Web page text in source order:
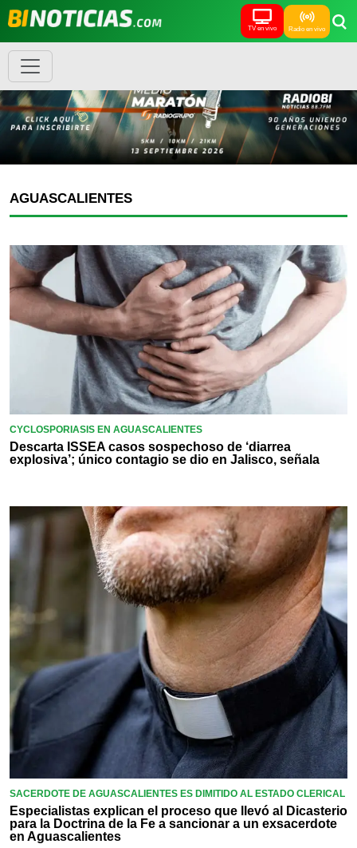
TV en vivo Radio en vivo
AGUASCALIENTES
CYCLOSPORIASIS EN AGUASCALIENTES
Descarta ISSEA casos sospechoso de ‘diarrea
explosiva’; único contagio se dio en Jalisco, señala
SACERDOTE DE AGUASCALIENTES ES DIMITIDO AL ESTADO CLERICAL
Especialistas explican el proceso que llevó al Dicasterio
para la Doctrina de la Fe a sancionar a un exsacerdote
en Aguascalientes